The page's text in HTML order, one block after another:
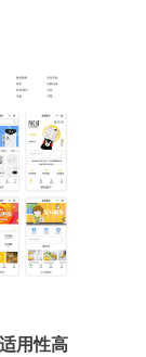
用性高